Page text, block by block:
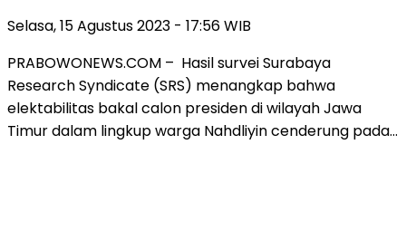
Selasa, 15 Agustus 2023 - 17:56 WIB
PRABOWONEWS.COM – Hasil survei Surabaya
Research Syndicate (SRS) menangkap bahwa
elektabilitas bakal calon presiden di wilayah Jawa
Timur dalam lingkup warga Nahdliyin cenderung pada…